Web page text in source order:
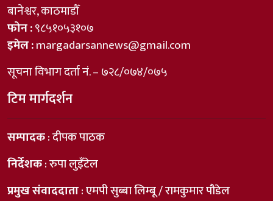
बानेश्वर, काठमाडौँ
फोन :९८५१०५३१०७
इमेल :margadarsannews@gmail.com
सूचना विभाग दर्ता नं. – ७२८/०७४/०७५
टिम मार्गदर्शन
सम्पादक: दीपक पाठक
निर्देशक: रुपा लुइँटेल
प्रमुख संवाददाता: एमपी सुब्बा लिम्बू / रामकुमार पौडेल